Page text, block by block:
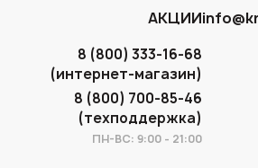
АКЦИИ
8 (800) 333-16-68
(интернет-магазин)
8 (800) 700-85-46
(техподдержка)
ПН-ВС: 9:00 - 21:00